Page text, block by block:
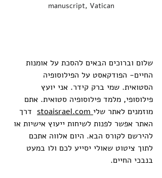
manuscript, Vatican
שלום וברוכים הבאים להסכת על אומנות
החיים- הפודקאסט על הפילוסופיה
הסטואית. שמי ברק קידר. אני יועץ
פילוסופי, מלמד פילוסופיה סטואית. אתם
מוזמנים לאתר שלי stoaisrael.com דרך
האתר אפשר לפנות לשיחות ייעוץ אישיות או
להירשם לקורס הבא. היום אלווה אתכם
לתוך ציטוט שאולי יסייע לכם ולו במעט
בנבכי החיים.